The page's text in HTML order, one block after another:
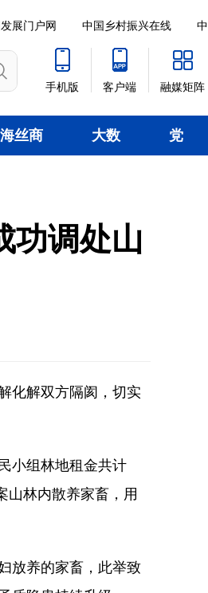
展门户网 中国乡村振兴在线
手机版 客户端 融媒矩阵
海丝商 大数 党
功调处山
化解双方隔阂，切实
小组林地租金共计
山林内散养家畜，用
放养的家畜，此举致